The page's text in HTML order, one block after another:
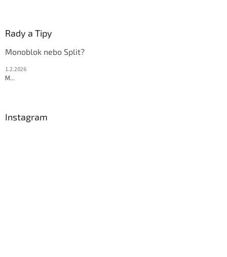
Rady a Tipy
Monoblok nebo Split?
1.2.2026
M...
Instagram